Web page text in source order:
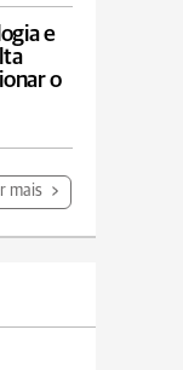
e
o
mais